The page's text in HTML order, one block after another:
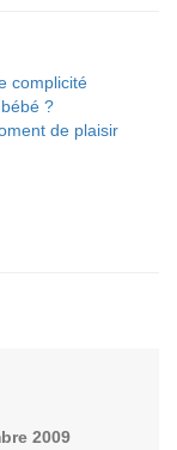
complicité
?
de plaisir
2009